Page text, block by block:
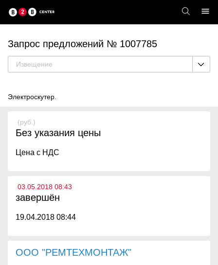
Запрос предложений № 1007785
Извещение
Электроскутер.
(руб.)
Без указания цены
Цена с НДС
03.05.2018 08:43
завершён
19.04.2018 08:44
ООО "РЕМТЕХМОНТАЖ"